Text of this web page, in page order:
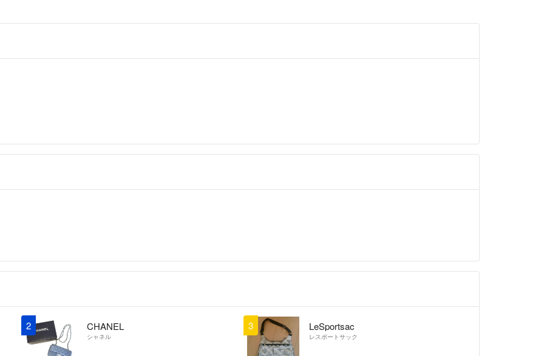
よろしくお願いします。
2 CHANEL
シャネル
3 LeSportsac
レスポートサック